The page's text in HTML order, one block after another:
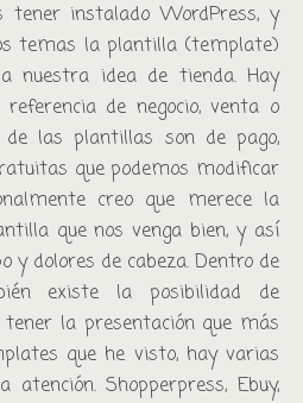
tener instalado WordPress, y
temas la plantilla (template)
nuestra idea de tienda. Hay
de negocio, venta o
las plantillas son de pago,
que podemos modificar
creo que merece la
que nos venga bien, y así
dolores de cabeza. Dentro de
existe la posibilidad de
la presentación que más
que he visto, hay varias
Shopperpress, Ebuy,